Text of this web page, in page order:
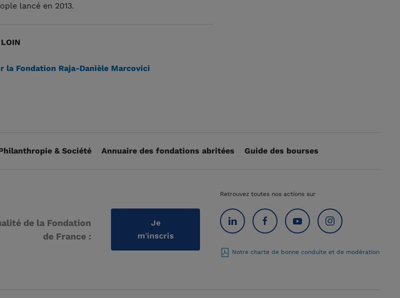
lancé en 2013.
la Fondation Raja-Danièle Marcovici
& Société Annuaire des fondations abritées Guide des bourses
de la Fondation
de France :
Je
m'inscris
Retrouvez toutes nos actions sur
Notre charte de bonne conduite et de modération